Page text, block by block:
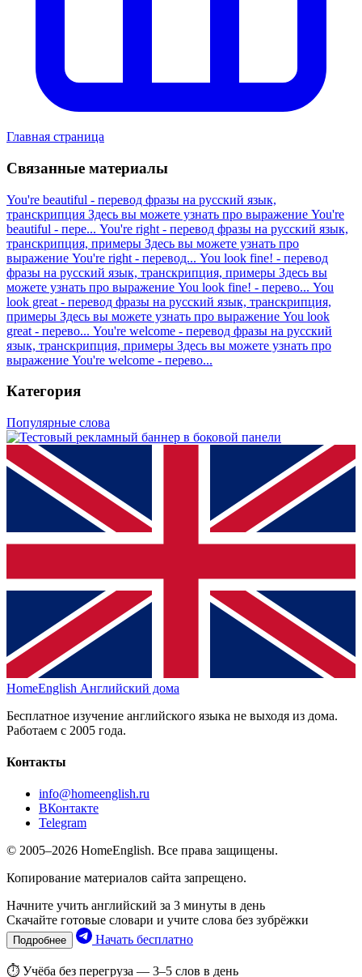
Главная страница
Связанные материалы
You're beautiful - перевод фразы на русский язык,
транскрипция Здесь вы можете узнать про выражение You're
beautiful - пере... You're right - перевод фразы на русский язык,
транскрипция, примеры Здесь вы можете узнать про
выражение You're right - перевод... You look fine! - перевод
фразы на русский язык, транскрипция, примеры Здесь вы
можете узнать про выражение You look fine! - перево... You
look great - перевод фразы на русский язык, транскрипция,
примеры Здесь вы можете узнать про выражение You look
great - перево... You're welcome - перевод фразы на русский
язык, транскрипция, примеры Здесь вы можете узнать про
выражение You're welcome - перево...
Категория
Популярные слова
HomeEnglish Английский дома
Бесплатное изучение английского языка не выходя из дома.
Работаем с 2005 года.
Контакты
info@homeenglish.ru
ВКонтакте
Telegram
© 2005–2026 HomeEnglish. Все права защищены.
Копирование материалов сайта запрещено.
Начните учить английский за 3 минуты в день
Скачайте готовые словари и учите слова без зубрёжки
Подробнее Начать бесплатно
⏱ Учёба без перегруза — 3–5 слов в день